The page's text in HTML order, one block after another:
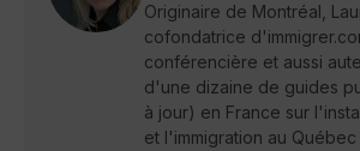
Originaire de Montréal,
cofondatrice
conférencière et aussi
d'une dizaine de guides
à jour) en France sur
et l'immigration au